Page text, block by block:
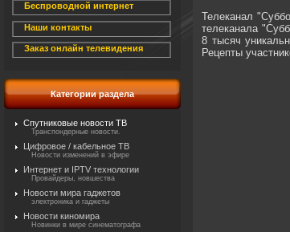
Беспроводной интернет
Наши контакты
Заказ онлайн телевидения
Категории раздела
Спутниковые новости ТВ
Транспондерные новости.
Цифровое / кабельное ТВ
Новости изменений в эфире
Интернет и IPTV технологии
Провайдеры, новшества
Новости мира гаджетов
электроника и гаджеты
Новости киномира
Новинки в мире синематографа
Телеканал
телеканала
8 тысяч
Рецепты